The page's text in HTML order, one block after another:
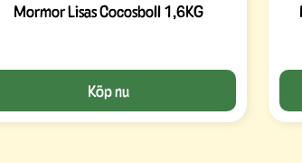
Mormor Lisas Cocosboll 1,6KG
Köp nu